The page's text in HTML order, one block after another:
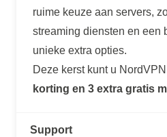
ruime keuze aan servers,
streaming diensten en een
unieke extra opties.
Deze kerst kunt u
korting en 3 extra gratis
Support